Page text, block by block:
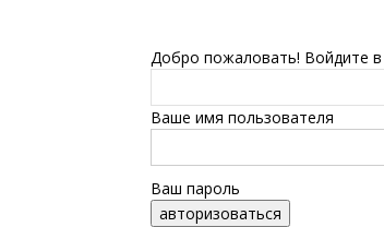
Добро пожаловать! Войдите
Ваше имя пользователя
Ваш пароль